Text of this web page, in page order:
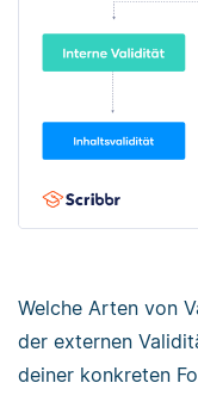
Welche Arten von
der externen
deiner konkreten